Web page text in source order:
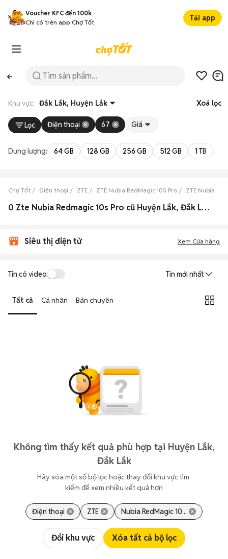
Voucher KFC đến 100k
Chỉ có trên app Chợ Tốt
Tải app
Khu vực: Đắk Lắk, Huyện Lắk Xoá lọc
Lọc Điện thoại 67 Giá
Dung lượng: 64 GB 128 GB 256 GB 512 GB 1 TB
Chợ Tốt Điện thoại ZTE ZTE Nubia RedMagic 10S Pro ZTE Nubia
0 Zte Nubia Redmagic 10s Pro cũ Huyện Lắk, Đắk Lắk đẹp
Siêu thị điện tử Xem Cửa hàng
Tin có video Tin mới nhất
Tất cả Cá nhân Bán chuyên
Không tìm thấy kết quả phù hợp tại Huyện Lắk,
Đắk Lắk
Hãy xóa một số bộ lọc hoặc thay đổi khu vực tìm
kiếm để xem nhiều kết quả hơn
Điện thoại ZTE Nubia RedMagic 10...
Đổi khu vực Xóa tất cả bộ lọc